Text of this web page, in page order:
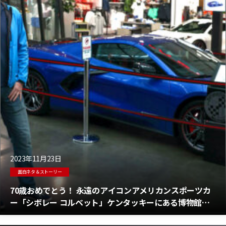
2023年11月23日
面白ネタ＆ストーリー
70歳おめでとう！ 永遠のアイコンアメリカンスポーツカ
ー「シボレー コルベット」ケンタッキーにある博物館を
訪問